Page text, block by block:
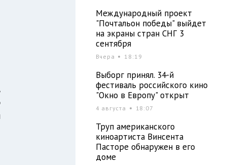
Международный проект
"Почтальон победы" выйдет
на экраны стран СНГ 3
сентября
Вчера 18:19
Выборг принял. 34-й
фестиваль российского кино
"Окно в Европу" открыт
4 августа 18:07
Труп американского
киноартиста Винсента
Пасторе обнаружен в его
доме